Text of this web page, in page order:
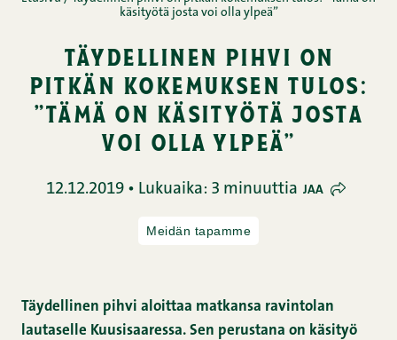
käsityötä josta voi olla ylpeä”
täydellinen pihvi on
pitkän kokemuksen tulos:
”tämä on käsityötä josta
voi olla ylpeä”
12.12.2019 • Lukuaika: 3 minuuttia JAA
Meidän tapamme
Täydellinen pihvi aloittaa matkansa ravintolan
lautaselle Kuusisaaressa. Sen perustana on käsityö